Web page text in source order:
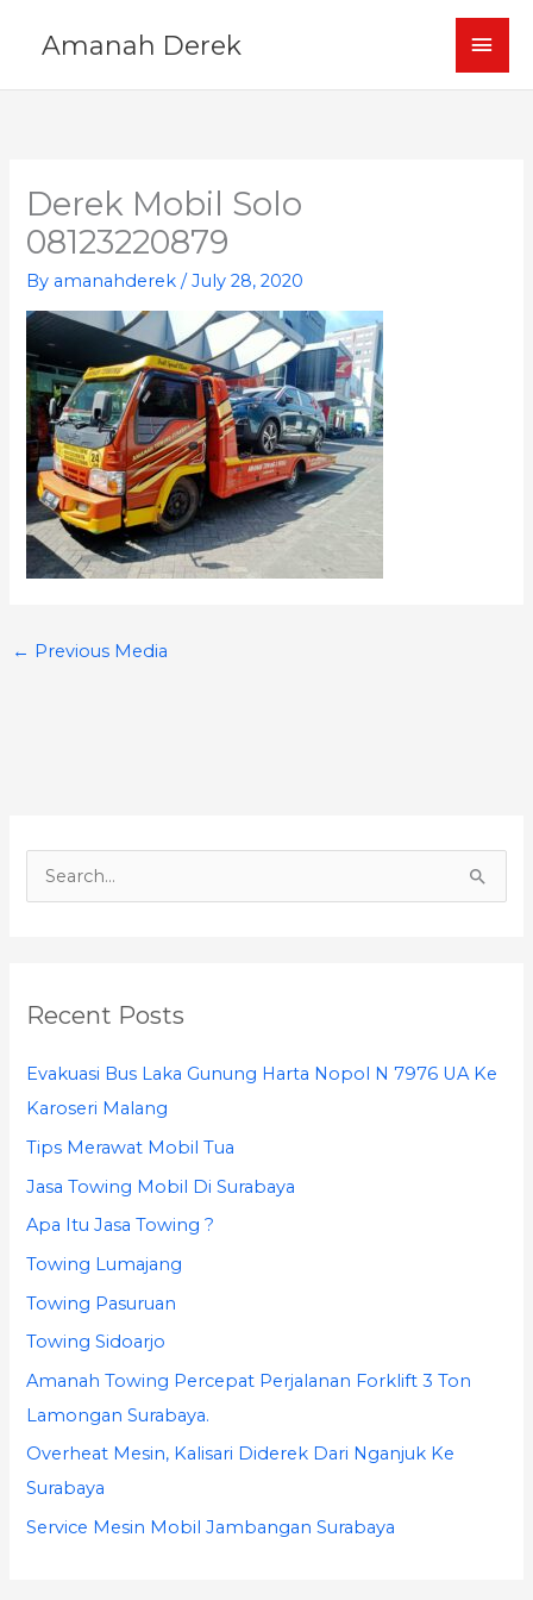
Amanah Derek
Derek Mobil Solo
08123220879
By amanahderek/July 28, 2020
← Previous Media
c
r
:
Recent Posts
Evakuasi Bus Laka Gunung Harta Nopol N 7976 UA Ke
Karoseri Malang
Tips Merawat Mobil Tua
Jasa Towing Mobil Di Surabaya
Apa Itu Jasa Towing ?
Towing Lumajang
Towing Pasuruan
Towing Sidoarjo
Amanah Towing Percepat Perjalanan Forklift 3 Ton
Lamongan Surabaya.
Overheat Mesin, Kalisari Diderek Dari Nganjuk Ke
Surabaya
Service Mesin Mobil Jambangan Surabaya